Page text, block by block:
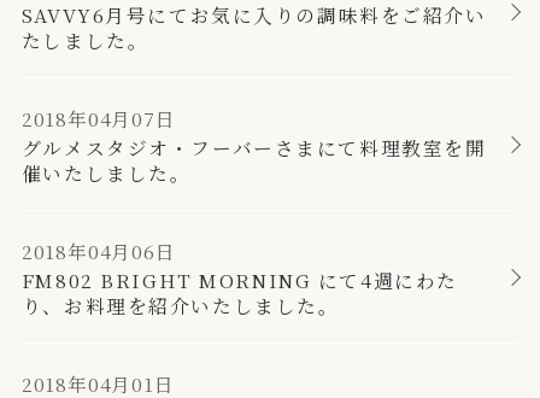
SAVVY6月号にてお気に入りの調味料をご紹介い
たしました。
2018年04月07日
グルメスタジオ・フーバーさまにて料理教室を開
催いたしました。
2018年04月06日
FM802 BRIGHT MORNING にて4週にわた
り、お料理を紹介いたしました。
2018年04月01日